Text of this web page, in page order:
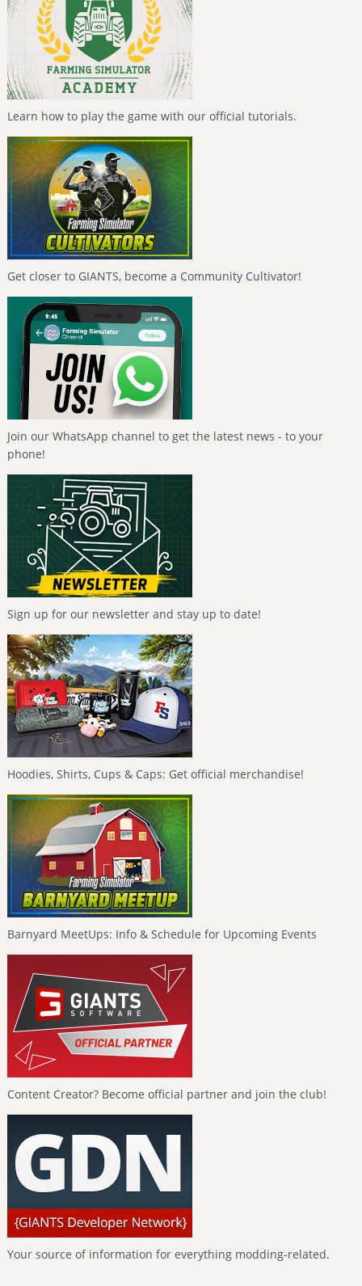
Learn how to play the game with our official tutorials.
Get closer to GIANTS, become a Community Cultivator!
Join our WhatsApp channel to get the latest news - to your
phone!
Sign up for our newsletter and stay up to date!
Hoodies, Shirts, Cups & Caps: Get official merchandise!
Barnyard MeetUps: Info & Schedule for Upcoming Events
Content Creator? Become official partner and join the club!
Your source of information for everything modding-related.